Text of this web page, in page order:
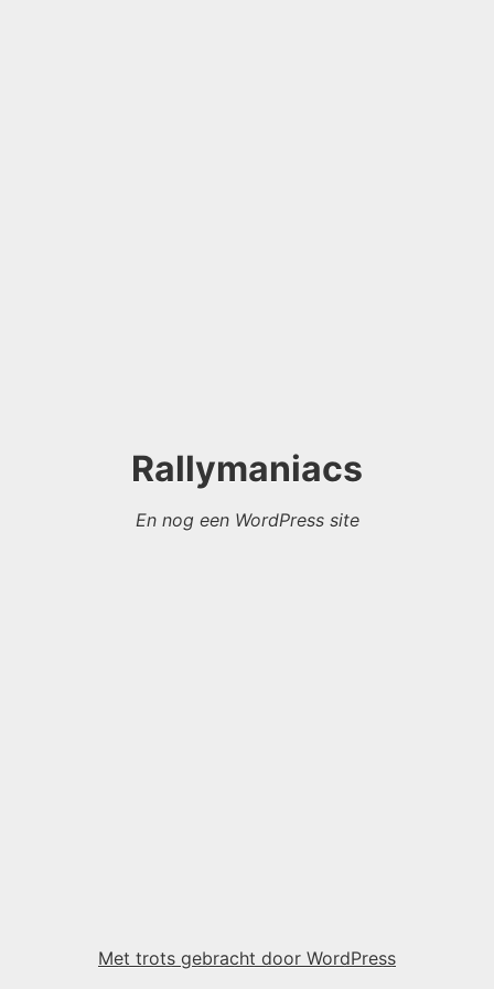
Rallymaniacs
En nog een WordPress site
Met trots gebracht door WordPress